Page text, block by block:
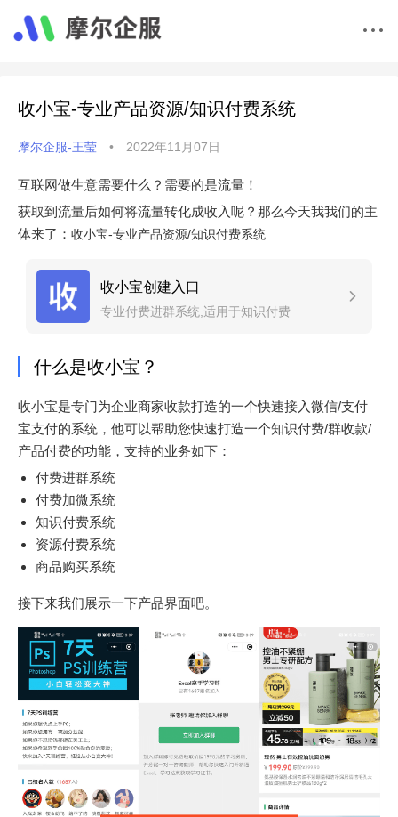
收小宝-专业产品资源/知识付费系统
摩尔企服-王莹 • 2022年11月07日
互联网做生意需要什么？需要的是流量！
获取到流量后如何将流量转化成收入呢？那么今天我我们的主
体来了： 收小宝-专业产品资源/知识付费系统
收小宝创建入口
专业付费进群系统,适用于知识付费
什么是收小宝？
收小宝是专门为企业商家收款打造的一个快速接入微信/支付
宝支付的系统，他可以帮助您快速打造一个知识付费/群收款/
产品付费的功能，支持的业务如下：
付费进群系统
付费加微系统
知识付费系统
资源付费系统
商品购买系统
接下来我们展示一下产品界面吧。